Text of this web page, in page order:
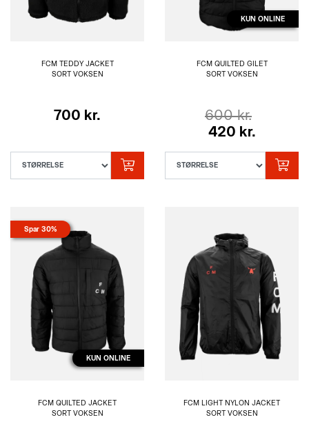
FCM TEDDY JACKET
SORT VOKSEN
700 kr.
KUN ONLINE
FCM QUILTED GILET
SORT VOKSEN
600 kr.
420 kr.
KUN ONLINE
Spar 30%
FCM QUILTED JACKET
SORT VOKSEN
FCM LIGHT NYLON JACKET
SORT VOKSEN